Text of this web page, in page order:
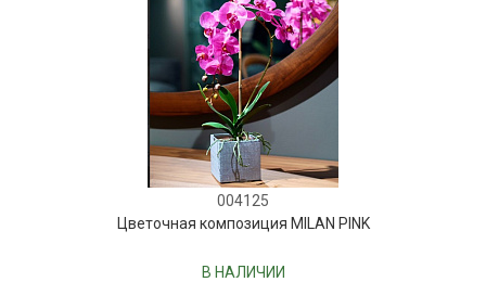
004125
Цветочная композиция MILAN PINK
В НАЛИЧИИ